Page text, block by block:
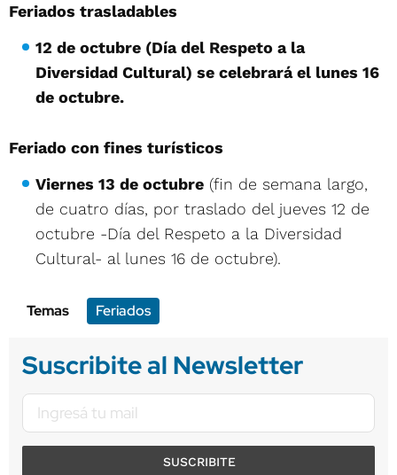
Feriados trasladables
12 de octubre (Día del Respeto a la
Diversidad Cultural) se celebrará el lunes 16
de octubre.
Feriado con fines turísticos
Viernes 13 de octubre (fin de semana largo,
de cuatro días, por traslado del jueves 12 de
octubre -Día del Respeto a la Diversidad
Cultural- al lunes 16 de octubre).
Temas Feriados
Suscribite al Newsletter
SUSCRIBITE